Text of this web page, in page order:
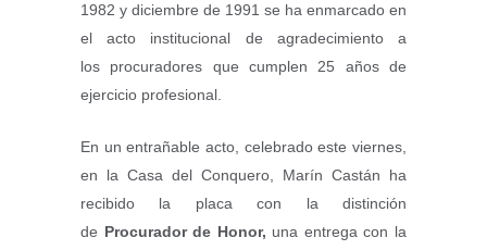
1982 y diciembre de 1991 se ha enmarcado en
el acto institucional de agradecimiento a
los procuradores que cumplen 25 años de
ejercicio profesional.
En un entrañable acto, celebrado este viernes,
en la Casa del Conquero, Marín Castán ha
recibido la placa con la distinción
de Procurador de Honor, una entrega con la